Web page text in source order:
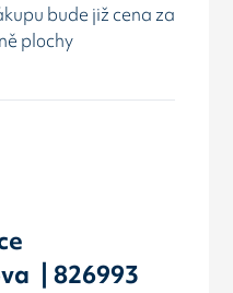
bude již cena za
plochy
| 826993